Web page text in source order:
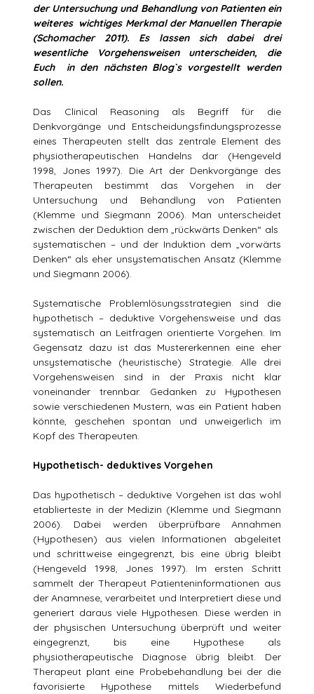
der Untersuchung und Behandlung von Patienten ein
weiteres wichtiges Merkmal der Manuellen Therapie
(Schomacher 2011). Es lassen sich dabei drei
wesentliche Vorgehensweisen unterscheiden, die
Euch in den nächsten Blog`s vorgestellt werden
sollen.
Das Clinical Reasoning als Begriff für die
Denkvorgänge und Entscheidungsfindungsprozesse
eines Therapeuten stellt das zentrale Element des
physiotherapeutischen Handelns dar (Hengeveld
1998, Jones 1997). Die Art der Denkvorgänge des
Therapeuten bestimmt das Vorgehen in der
Untersuchung und Behandlung von Patienten
(Klemme und Siegmann 2006). Man unterscheidet
zwischen der Deduktion dem „rückwärts Denken“ als
systematischen – und der Induktion dem „vorwärts
Denken“ als eher unsystematischen Ansatz (Klemme
und Siegmann 2006).
Systematische Problemlösungsstrategien sind die
hypothetisch – deduktive Vorgehensweise und das
systematisch an Leitfragen orientierte Vorgehen. Im
Gegensatz dazu ist das Mustererkennen eine eher
unsystematische (heuristische) Strategie. Alle drei
Vorgehensweisen sind in der Praxis nicht klar
voneinander trennbar. Gedanken zu Hypothesen
sowie verschiedenen Mustern, was ein Patient haben
könnte, geschehen spontan und unweigerlich im
Kopf des Therapeuten.
Hypothetisch- deduktives Vorgehen
Das hypothetisch – deduktive Vorgehen ist das wohl
etablierteste in der Medizin (Klemme und Siegmann
2006). Dabei werden überprüfbare Annahmen
(Hypothesen) aus vielen Informationen abgeleitet
und schrittweise eingegrenzt, bis eine übrig bleibt
(Hengeveld 1998, Jones 1997). Im ersten Schritt
sammelt der Therapeut Patienteninformationen aus
der Anamnese, verarbeitet und Interpretiert diese und
generiert daraus viele Hypothesen. Diese werden in
der physischen Untersuchung überprüft und weiter
eingegrenzt, bis eine Hypothese als
physiotherapeutische Diagnose übrig bleibt. Der
Therapeut plant eine Probebehandlung bei der die
favorisierte Hypothese mittels Wiederbefund